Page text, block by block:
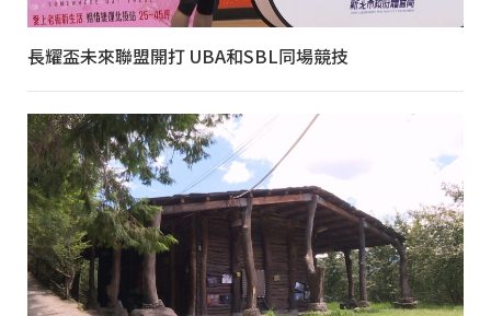
長耀盃未來聯盟開打 UBA和SBL同場競技